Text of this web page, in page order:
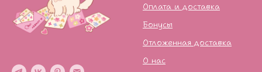
Оплата и доставка
Бонусы
Отложенная доставка
О нас